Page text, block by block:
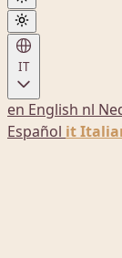
IT
en English nl
Español it